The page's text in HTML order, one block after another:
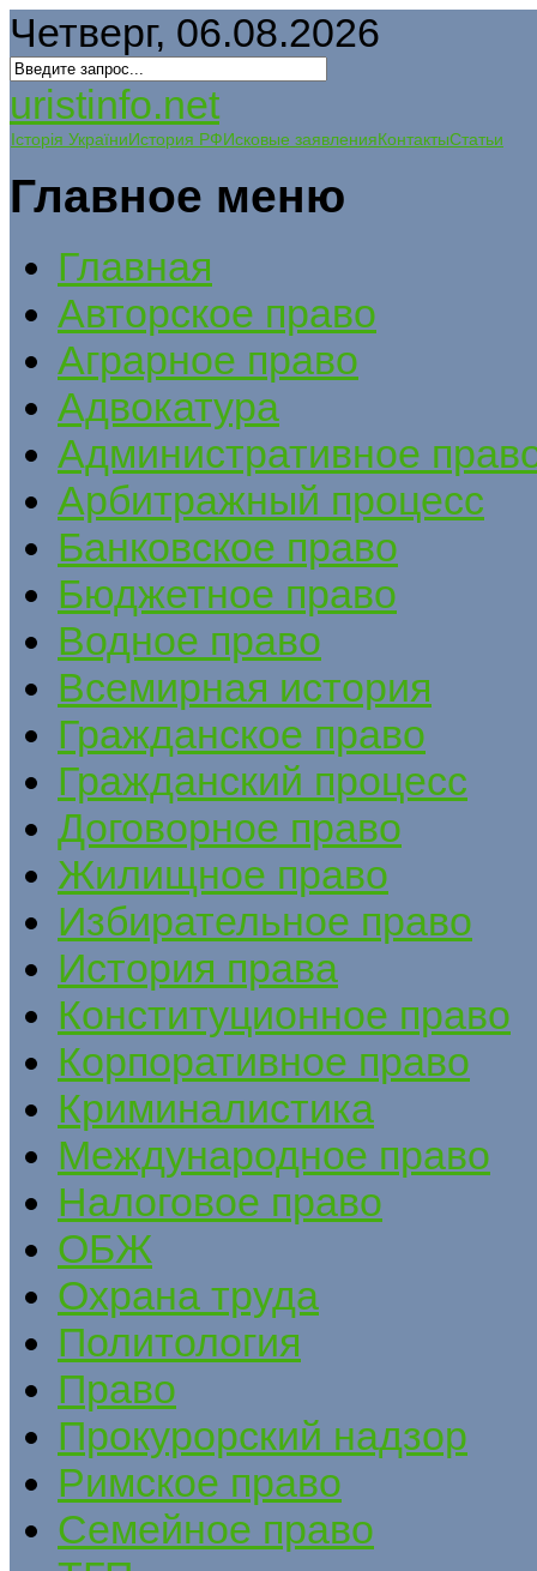
Четверг, 06.08.2026
uristinfo.net
Історія УкраїниИстория РФИсковые заявленияКонтактыСтатьи
Главное меню
Главная
Авторское право
Аграрное право
Адвокатура
Административное
Арбитражный процесс
Банковское право
Бюджетное право
Водное право
Всемирная история
Гражданское право
Гражданский процесс
Договорное право
Жилищное право
Избирательное право
История права
Конституционное право
Корпоративное право
Криминалистика
Международное право
Налоговое право
ОБЖ
Охрана труда
Политология
Право
Прокурорский надзор
Римское право
Семейное право